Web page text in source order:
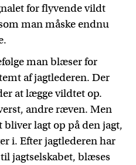
for flyvende vildt
man måske endnu
man blæser for
af jagtlederen. Der
at lægge vildtet op.
andre ræven. Men
lagt op på den jagt,
i. Efter jagtlederen har
jagtselskabet, blæses